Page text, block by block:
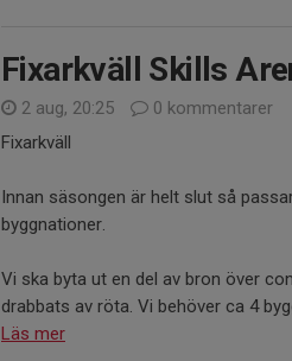
Fixarkväll Skills
2 aug, 20:25
0 kommentarer
Fixarkväll
Innan säsongen är helt slut så
byggnationer.
Vi ska byta ut en del av bron över
drabbats av röta. Vi behöver ca 4
Läs mer